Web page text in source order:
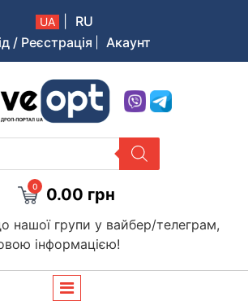
UA
RU
/ Реєстрація
Акаунт
дропшипінг платформа в Україні
0 0.00 грн
нашої групи у вайбер/телеграм,
інформацією!